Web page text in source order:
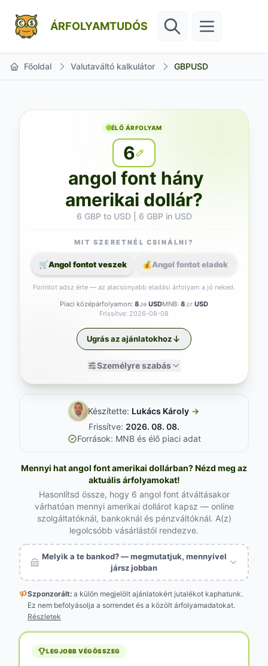
ÁRFOLYAMTUDÓS
Főoldal Valutaváltó kalkulátor GBPUSD
ÉLŐ ÁRFOLYAM
6
angol font hány
amerikai dollár?
6 GBP to USD | 6 GBP in USD
Piaci középárfolyamon: 8 ,09 USDMNB: 8 ,07 USD
Frissítve: 2026-08-08
Személyre szabás
MIT SZERETNÉL CSINÁLNI?
🛒Angol fontot veszek 💰Angol fontot eladok
Forintot adsz érte — az alacsonyabb eladási árfolyam a jó neked.
Ugrás az ajánlatokhoz
Készítette: Lukács Károly →
Frissítve: 2026. 08. 08.
Források: MNB és élő piaci adat
Mennyi hat angol font amerikai dollárban? Nézd meg az
aktuális árfolyamokat!
Hasonlítsd össze, hogy 6 angol font átváltásakor
várhatóan mennyi amerikai dollárot kapsz — online
szolgáltatóknál, bankoknál és pénzváltóknál. A(z)
legolcsóbb vásárlástól rendezve.
Melyik a te bankod? — megmutatjuk, mennyivel
jársz jobban
Szponzorált: a külön megjelölt ajánlatokért jutalékot kaphatunk.
Ez nem befolyásolja a sorrendet és a közölt árfolyamadatokat.
Részletek
LEGJOBB VÉGÖSSZEG